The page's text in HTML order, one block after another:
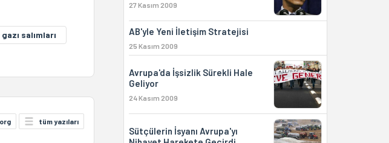
salımları
tüm yazıları
27 Kasım 2009
AB'yle Yeni İletişim Stratejisi
25 Kasım 2009
Avrupa'da İşsizlik Sürekli Hale
Geliyor
24 Kasım 2009
Sütçülerin İsyanı Avrupa'yı